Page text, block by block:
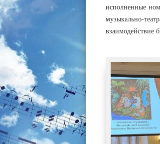
исполненные
музыкально-
взаимодействие